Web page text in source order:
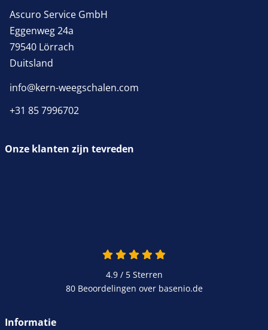
Ascuro Service GmbH
Eggenweg 24a
79540 Lörrach
Duitsland
info@kern-weegschalen.com
+31 85 7996702
Onze klanten zijn tevreden
4.9 / 5Sterren
80 Beoordelingen over basenio.de
Informatie